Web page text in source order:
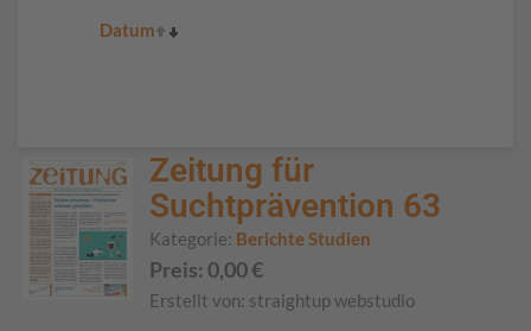
Datum
Zeitung für
Suchtprävention 63
Kategorie: Berichte Studien
Preis: 0,00€
Erstellt von: straightup webstudio